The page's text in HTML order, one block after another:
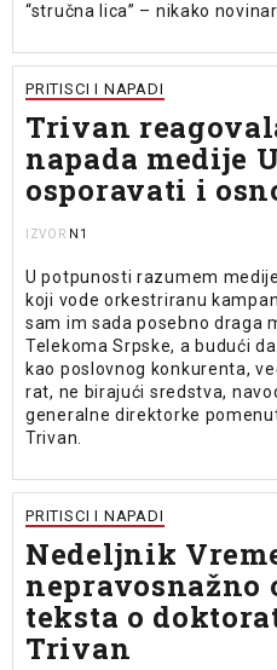
“stručna lica” – nikako
PRITISCI I NAPADI
Trivan
napada medije
osporavati i
IZVOR N1
U potpunosti razumem
koji vode orkestriranu
sam im sada posebno draga
Telekoma Srpske, a budući
kao poslovnog konkurenta,
rat, ne birajući sredstva,
generalne direktorke
Trivan.
PRITISCI I NAPADI
Nedeljnik
nepravosnažno
teksta o
Trivan